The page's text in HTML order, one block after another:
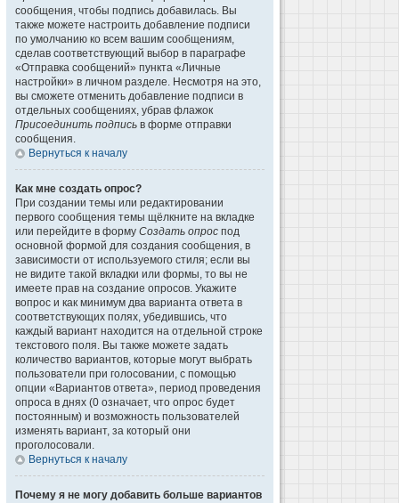
сообщения, чтобы подпись добавилась. Вы
также можете настроить добавление подписи
по умолчанию ко всем вашим сообщениям,
сделав соответствующий выбор в параграфе
«Отправка сообщений» пункта «Личные
настройки» в личном разделе. Несмотря на это,
вы сможете отменить добавление подписи в
отдельных сообщениях, убрав флажок
Присоединить подпись в форме отправки
сообщения.
Вернуться к началу
Как мне создать опрос?
При создании темы или редактировании
первого сообщения темы щёлкните на вкладке
или перейдите в форму Создать опрос под
основной формой для создания сообщения, в
зависимости от используемого стиля; если вы
не видите такой вкладки или формы, то вы не
имеете прав на создание опросов. Укажите
вопрос и как минимум два варианта ответа в
соответствующих полях, убедившись, что
каждый вариант находится на отдельной строке
текстового поля. Вы также можете задать
количество вариантов, которые могут выбрать
пользователи при голосовании, с помощью
опции «Вариантов ответа», период проведения
опроса в днях (0 означает, что опрос будет
постоянным) и возможность пользователей
изменять вариант, за который они
проголосовали.
Вернуться к началу
Почему я не могу добавить больше вариантов